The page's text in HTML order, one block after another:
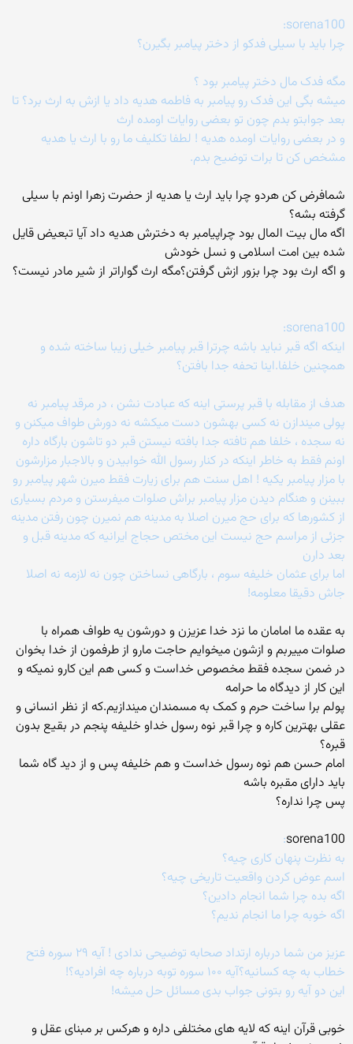
sorena100:
چرا باید با سیلی فدکو از دختر پیامبر بگیرن؟
مگه فدک مال دختر پیامبر بود ؟
میشه بگی این فدک رو پیامبر به فاطمه هدیه داد یا ازش به ارث برد؟ تا
بعد جوابتو بدم چون تو بعضی روایات اومده ارث
و در بعضی روایات اومده هدیه ! لطفا تکلیف ما رو با ارث یا هدیه
مشخص کن تا برات توضیح بدم.
شمافرض کن هردو چرا باید ارث یا هدیه از حضرت زهرا اونم با سیلی
گرفته بشه؟
اگه مال بیت المال بود چراپیامبر به دخترش هدیه داد آیا تبعیض قایل
شده بین امت اسلامی و نسل خودش
و اگه ارث بود چرا بزور ازش گرفتن؟مگه ارث گواراتر از شیر مادر نیست؟
sorena100:
اینکه اگه قبر نباید باشه چرترا قبر پیامبر خیلی زیبا ساخته شده و
همچنین خلفا.اینا تحفه جدا بافتن؟
هدف از مقابله با قبر پرستی اینه که عبادت نشن ، در مرقد پیامبر نه
پولی میندازن نه کسی بهشون دست میکشه نه دورش طواف میکنن و
نه سجده ، خلفا هم تافته جدا بافته نیستن قبر دو تاشون بارگاه داره
اونم فقط به خاطر اینکه در کنار رسول الله خوابیدن و بالاجبار مزارشون
با مزار پیامبر یکیه ! اهل سنت هم برای زیارت فقط میرن شهر پیامبر رو
ببینن و هنگام دیدن مزار پیامبر براش صلوات میفرستن و مردم بسیاری
از کشورها که برای حج میرن اصلا به مدینه هم نمیرن چون رفتن مدینه
جزئی از مراسم حج نیست این مختص حجاج ایرانیه که مدینه قبل و
بعد دارن
اما برای عثمان خلیفه سوم ، بارگاهی نساختن چون نه لازمه نه اصلا
جاش دقیقا معلومه!
به عقده ما امامان ما نزد خدا عزیزن و دورشون یه طواف همراه با
صلوات مییربم و ازشون میخوایم حاجت مارو از طرفمون از خدا بخوان
در ضمن سجده فقط مخصوص خداست و کسی هم این کارو نمیکه و
این کار از دیدگاه ما حرامه
پولم برا ساخت حرم و کمک به مسمندان میندازیم.که از نظر انسانی و
عقلی بهترین کاره و چرا قبر نوه رسول خداو خلیفه پنجم در بقیع بدون
قبره؟
امام حسن هم نوه رسول خداست و هم خلیفه پس و از دید گاه شما
باید دارای مقبره باشه
پس چرا نداره؟
sorena100
:
به نظرت پنهان کاری چیه؟
اسم عوض کردن واقعیت تاریخی چیه؟
اگه بده چرا شما انجام دادین؟
اگه خوبه چرا ما انجام ندیم؟
عزیز من شما درباره ارتداد صحابه توضیحی ندادی ! آیه ۲۹ سوره فتح
خطاب به چه کسانیه؟آیه ۱۰۰ سوره توبه درباره چه افرادیه؟!
این دو آیه رو بتونی جواب بدی مسائل حل میشه!
خوبی قرآن اینه که لایه های مختلفی داره و هرکس بر مبنای عقل و